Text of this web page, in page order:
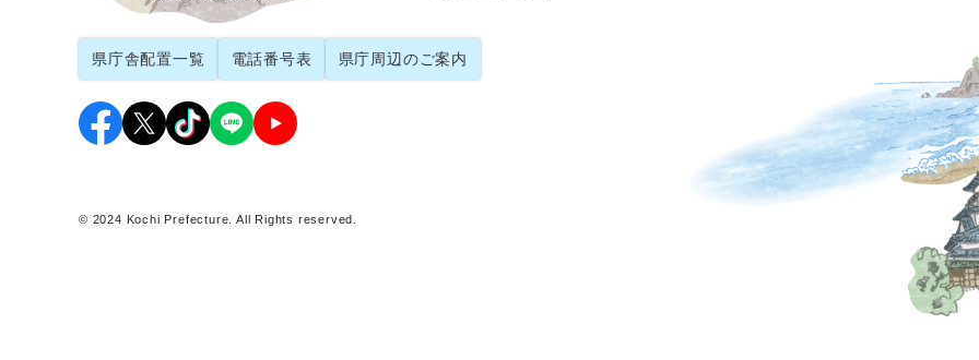
県庁舎配置一覧 電話番号表 県庁周辺のご案内
© 2024 Kochi Prefecture. All Rights reserved.